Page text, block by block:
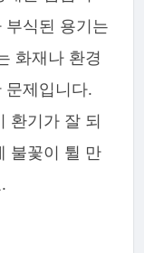
부식된 용기는
화재나 환경
문제입니다.
환기가 잘 되
불꽃이 튈 만